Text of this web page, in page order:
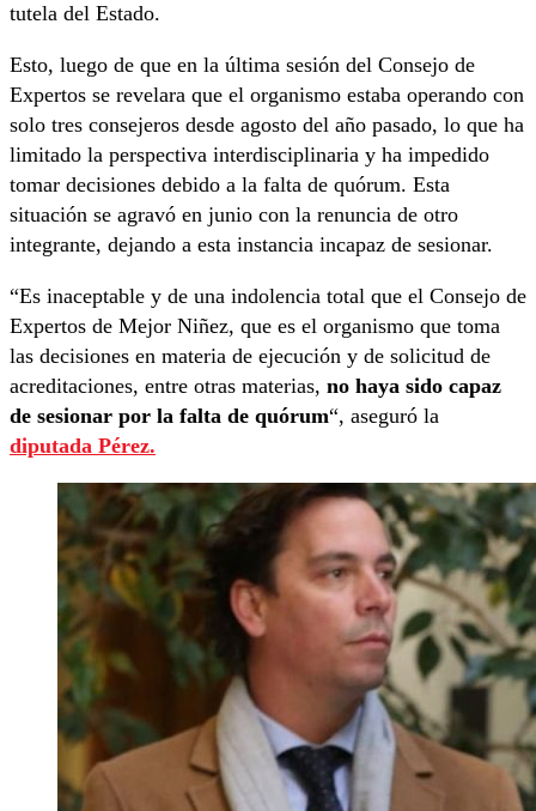
tutela del Estado.
Esto, luego de que en la última sesión del Consejo de
Expertos se revelara que el organismo estaba operando con
solo tres consejeros desde agosto del año pasado, lo que ha
limitado la perspectiva interdisciplinaria y ha impedido
tomar decisiones debido a la falta de quórum. Esta
situación se agravó en junio con la renuncia de otro
integrante, dejando a esta instancia incapaz de sesionar.
“Es inaceptable y de una indolencia total que el Consejo de
Expertos de Mejor Niñez, que es el organismo que toma
las decisiones en materia de ejecución y de solicitud de
acreditaciones, entre otras materias, no haya sido capaz
de sesionar por la falta de quórum“, aseguró la
diputada Pérez.